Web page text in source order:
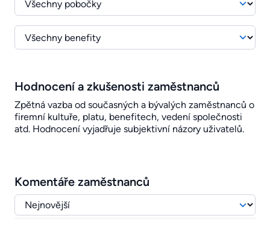
Hodnocení a zkušenosti zaměstnanců
Zpětná vazba od současných a bývalých zaměstnanců o
firemní kultuře, platu, benefitech, vedení společnosti
atd. Hodnocení vyjadřuje subjektivní názory uživatelů.
Komentáře zaměstnanců